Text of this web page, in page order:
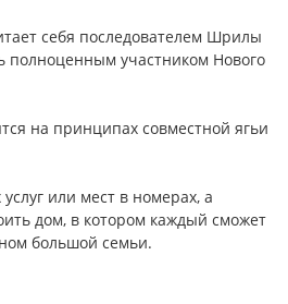
себя последователем Шрилы
полноценным участником Нового
на принципах совместной ягьи
или мест в номерах, а
дом, в котором каждый сможет
большой семьи.